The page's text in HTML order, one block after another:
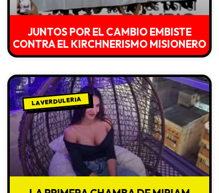
JUNTOS POR EL CAMBIO EMBISTE
CONTRA EL KIRCHNERISMO MISIONERO
LA VERDULERIA